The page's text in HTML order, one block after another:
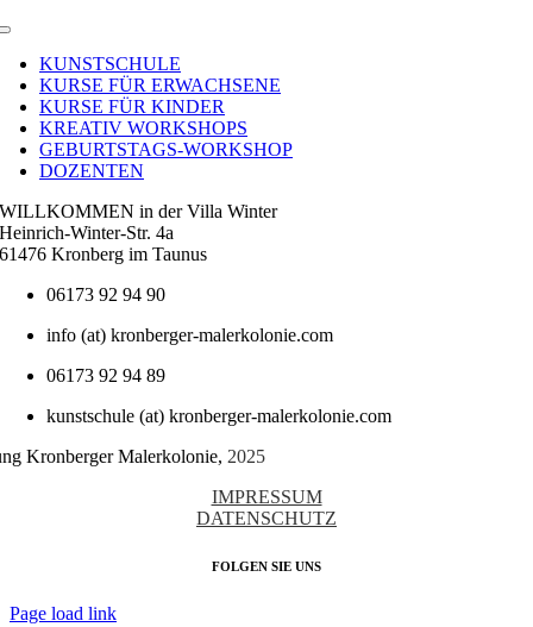
Toggle
NavigationKUNSTSCHULE
KURSE FÜR ERWACHSENE
KURSE FÜR KINDER
KREATIV WORKSHOPS
GEBURTSTAGS-WORKSHOP
DOZENTEN
WILLKOMMEN in der Villa Winter
Heinrich-Winter-Str. 4a
61476 Kronberg im Taunus
06173 92 94 90
info (at) kronberger-malerkolonie.com
06173 92 94 89
kunstschule (at) kronberger-malerkolonie.com
Kronberger Malerkolonie, 2025
IMPRESSUM
DATENSCHUTZ
FOLGEN SIE UNS
Page load link